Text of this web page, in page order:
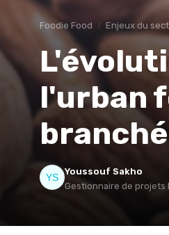
Foodie Food Enjeux du
l'urban
branché
Youssouf Sakho
Gestionnaire de projets